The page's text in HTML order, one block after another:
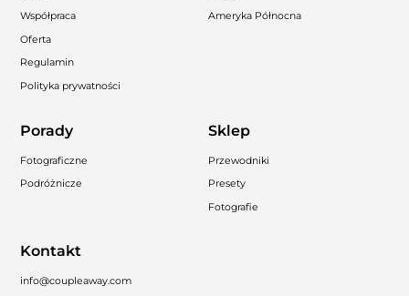
Współpraca
Oferta
Regulamin
Polityka prywatności
Ameryka Północna
Porady
Fotograficzne
Podróżnicze
Sklep
Przewodniki
Presety
Fotografie
Kontakt
info@coupleaway.com